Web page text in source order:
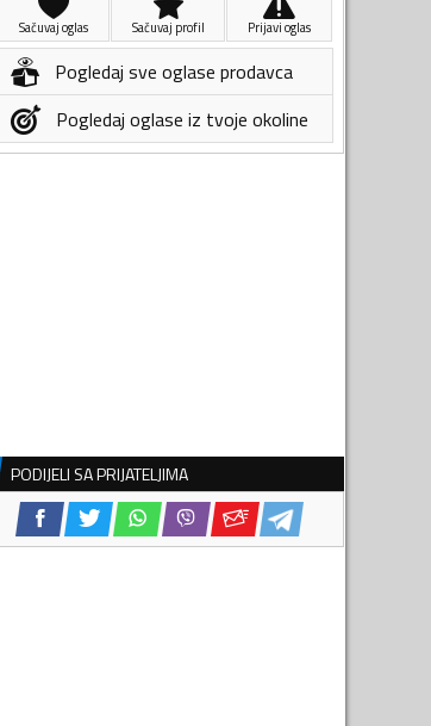
Sačuvaj oglas Sačuvaj profil Prijavi oglas
Pogledaj sve oglase prodavca
Pogledaj oglase iz tvoje okoline
PODIJELI SA PRIJATELJIMA